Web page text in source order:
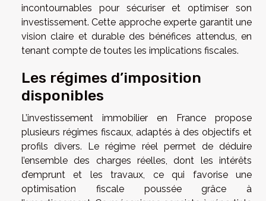
incontournables pour sécuriser et optimiser son
investissement. Cette approche experte garantit une
vision claire et durable des bénéfices attendus, en
tenant compte de toutes les implications fiscales.
Les régimes d’imposition
disponibles
L’investissement immobilier en France propose
plusieurs régimes fiscaux, adaptés à des objectifs et
profils divers. Le régime réel permet de déduire
l’ensemble des charges réelles, dont les intérêts
d’emprunt et les travaux, ce qui favorise une
optimisation fiscale poussée grâce à